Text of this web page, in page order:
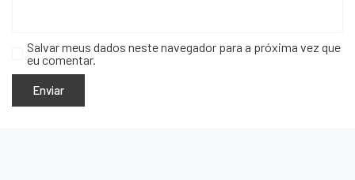
Salvar meus dados neste navegador para a próxima vez que
eu comentar.